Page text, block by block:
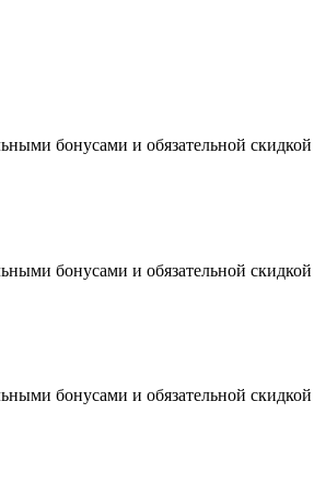
бонусами и обязательной скидкой
бонусами и обязательной скидкой
бонусами и обязательной скидкой